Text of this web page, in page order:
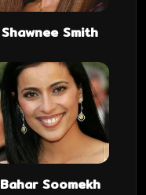
Shawnee Smith
Bahar Soomekh